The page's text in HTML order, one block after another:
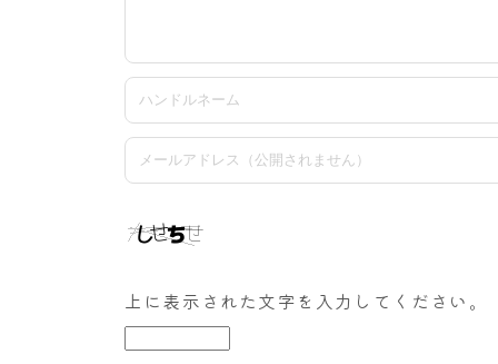
上に表示された文字を入力してください。